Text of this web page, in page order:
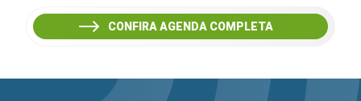
CONFIRA AGENDA COMPLETA